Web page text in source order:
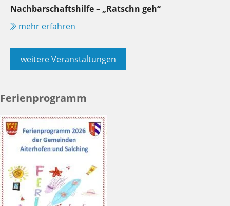
Nachbarschaftshilfe – „Ratschn geh“
mehr erfahren
weitere Veranstaltungen
Ferienprogramm